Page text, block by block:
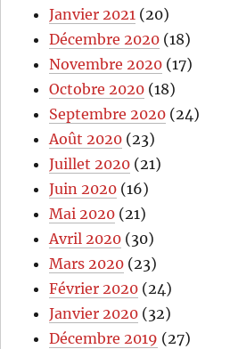
Janvier 2021 (20)
Décembre 2020 (18)
Novembre 2020 (17)
Octobre 2020 (18)
Septembre 2020 (24)
Août 2020 (23)
Juillet 2020 (21)
Juin 2020 (16)
Mai 2020 (21)
Avril 2020 (30)
Mars 2020 (23)
Février 2020 (24)
Janvier 2020 (32)
Décembre 2019 (27)